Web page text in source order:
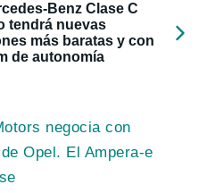
Benz Clase C
tendrá nuevas
más baratas y con
de autonomía
negocia con
Opel. El Ampera-e